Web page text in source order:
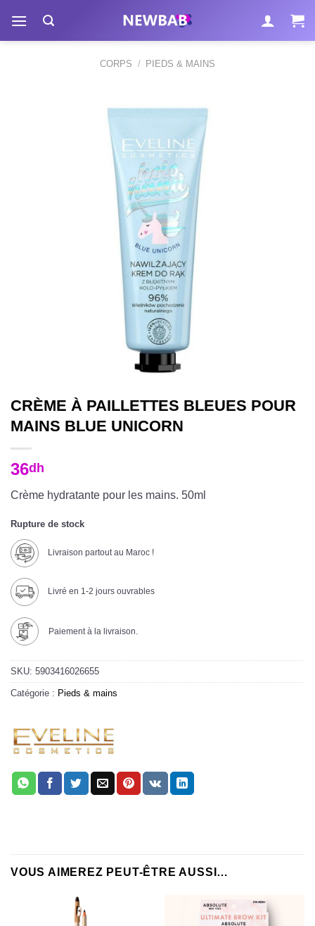
contenu
CORPS / PIEDS & MAINS
CRÈME À PAILLETTES BLEUES POUR
MAINS BLUE UNICORN
36dh
Crème hydratante pour les mains. 50ml
Rupture de stock
Livraison partout au Maroc !
Livré en 1-2 jours ouvrables
Paiement à la livraison.
SKU: 5903416026655
Catégorie : Pieds & mains
VOUS AIMEREZ PEUT-ÊTRE AUSSI…